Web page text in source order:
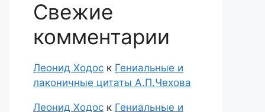
Свежие
комментарии
Леонид Ходос к Гениальные и
лаконичные цитаты А.П.Чехова
Леонид Ходос к Гениальные и